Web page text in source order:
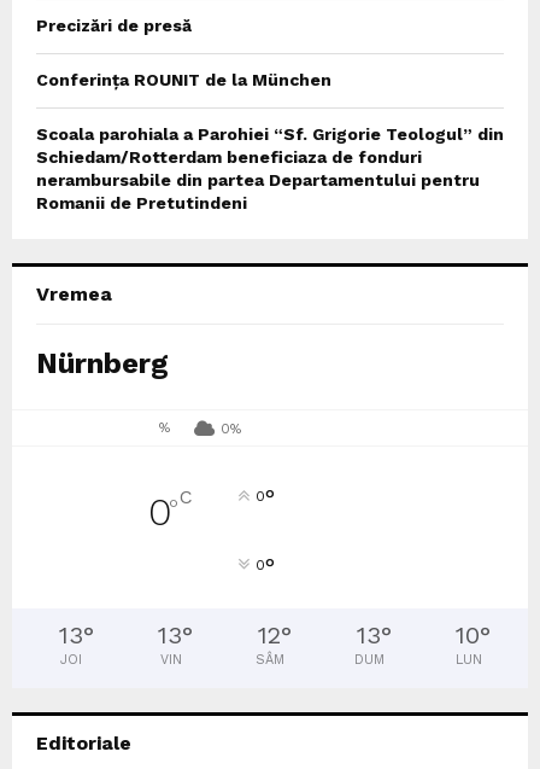
Precizări de presă
Conferința ROUNIT de la München
Scoala parohiala a Parohiei “Sf. Grigorie Teologul” din
Schiedam/Rotterdam beneficiaza de fonduri
nerambursabile din partea Departamentului pentru
Romanii de Pretutindeni
Vremea
Nürnberg
% 0%
0°C 0°
0°
13°
JOI
13°
VIN
12°
SÂM
13°
DUM
10°
LUN
Editoriale